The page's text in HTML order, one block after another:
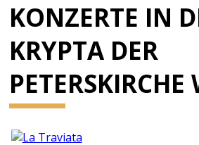
KONZERTE IN
KRYPTA DER
PETERSKIRCHE